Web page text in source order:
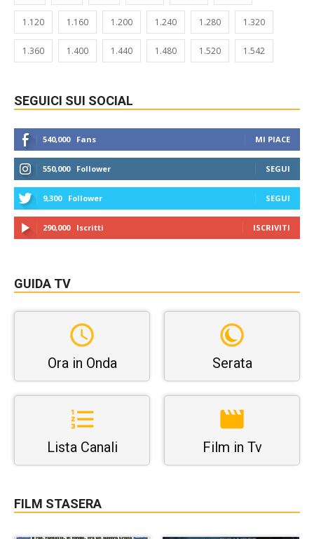
1.120 1.160 1.200 1.240 1.280 1.320
1.360 1.400 1.440 1.480 1.520 1.542
SEGUICI SUI SOCIAL
540,000 Fans MI PIACE
550,000 Follower SEGUI
9,300 Follower SEGUI
290,000 Iscritti ISCRIVITI
GUIDA TV
Ora in Onda Serata
Lista Canali Film in Tv
FILM STASERA